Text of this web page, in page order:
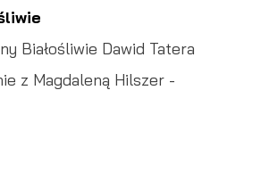
Białośliwie Dawid Tatera
z Magdaleną Hilszer -